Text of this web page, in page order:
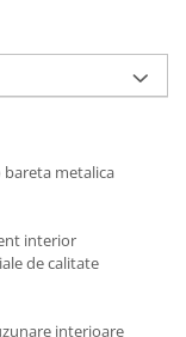
bareta metalica
interior
de calitate
interioare